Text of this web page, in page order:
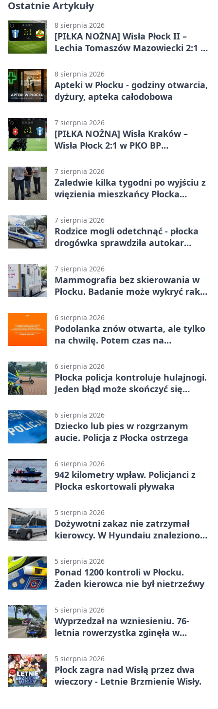
Ostatnie Artykuły
8 sierpnia 2026
[PIŁKA NOŻNA] Wisła Płock II –
Lechia Tomaszów Mazowiecki 2:1 w
8 sierpnia 2026
Apteki w Płocku - godziny otwarcia,
dyżury, apteka całodobowa
7 sierpnia 2026
[PIŁKA NOŻNA] Wisła Kraków –
Wisła Płock 2:1 w PKO BP
rozstrzygnęli mecz przed przerwą
7 sierpnia 2026
Zaledwie kilka tygodni po wyjściu z
więzienia mieszkańcy Płocka
7 sierpnia 2026
Rodzice mogli odetchnąć - płocka
drogówka sprawdziła autokar
7 sierpnia 2026
Mammografia bez skierowania w
Płocku. Badanie może wykryć raka,
6 sierpnia 2026
Podolanka znów otwarta, ale tylko
na chwilę. Potem czas na
6 sierpnia 2026
Płocka policja kontroluje hulajnogi.
Jeden błąd może skończyć się
6 sierpnia 2026
Dziecko lub pies w rozgrzanym
aucie. Policja z Płocka ostrzega
6 sierpnia 2026
942 kilometry wpław. Policjanci z
Płocka eskortowali pływaka
5 sierpnia 2026
Dożywotni zakaz nie zatrzymał
kierowcy. W Hyundaiu znaleziono
5 sierpnia 2026
Ponad 1200 kontroli w Płocku.
Żaden kierowca nie był nietrzeźwy
5 sierpnia 2026
Wyprzedzał na wzniesieniu. 76-
letnia rowerzystka zginęła w
5 sierpnia 2026
Płock zagra nad Wisłą przez dwa
wieczory - Letnie Brzmienie Wisły.